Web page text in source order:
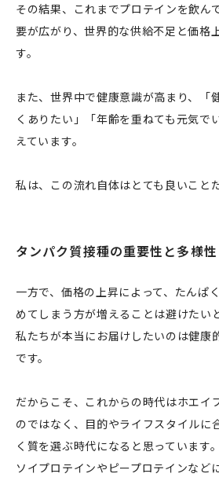
その結果、これまでプロテインを飲ん
要が広がり、世界的な供給不足と価格
す。
また、世界中で健康意識が高まり、「
くありたい」「年齢を重ねても元気で
えています。
私は、この流れ自体はとても良いこと
タンパク質接種の重要性と多様性
一方で、価格の上昇によって、たんぱ
めてしまう方が増えることは避けたい
私たちが本当にお届けしたいのは健康
です。
だからこそ、これからの時代はホエイ
のではなく、目的やライフスタイルに
く質を選ぶ時代になると思っています。
ソイプロテインやピープロテインなど